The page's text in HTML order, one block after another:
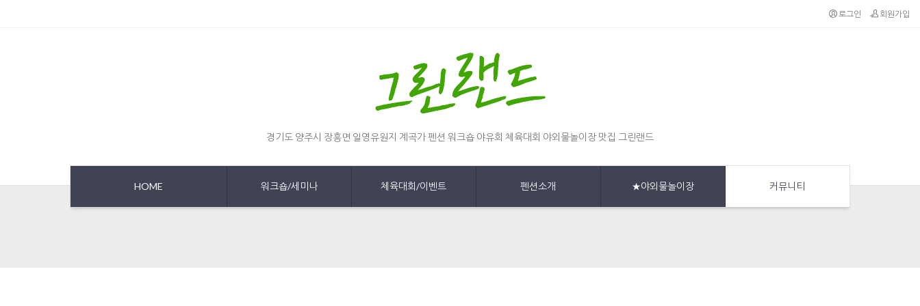
로그인 회원가입
경기도 양주시 장흥면 일영유원지 계곡가 펜션 워크숍 야유회 체육대회 야외물놀이장 맛집 그린랜드
HOME 워크숍/세미나 체육대회/이벤트 펜션소개 ★야외물놀이장 커뮤니티